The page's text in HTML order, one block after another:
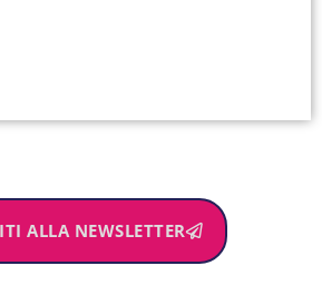
ALLA NEWSLETTER